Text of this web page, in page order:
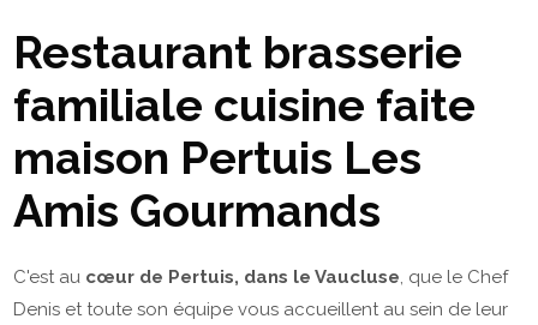
Restaurant brasserie
familiale cuisine faite
maison Pertuis Les
Amis Gourmands
C'est au cœur de Pertuis, dans le Vaucluse, que le Chef
Denis et toute son équipe vous accueillent au sein de leur